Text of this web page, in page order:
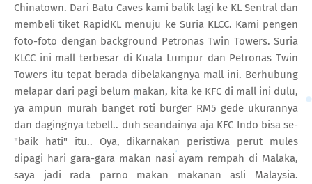
Chinatown. Dari Batu Caves kami balik lagi ke KL Sentral dan
membeli tiket RapidKL menuju ke Suria KLCC. Kami pengen
foto-foto dengan background Petronas Twin Towers. Suria
KLCC ini mall terbesar di Kuala Lumpur dan Petronas Twin
Towers itu tepat berada dibelakangnya mall ini. Berhubung
melapar dari pagi belum makan, kita ke KFC di mall ini dulu,
ya ampun murah banget roti burger RM5 gede ukurannya
dan dagingnya tebell.. duh seandainya aja KFC Indo bisa se-
"baik hati" itu.. Oya, dikarnakan peristiwa perut mules
dipagi hari gara-gara makan nasi ayam rempah di Malaka,
saya jadi rada parno makan makanan asli Malaysia.